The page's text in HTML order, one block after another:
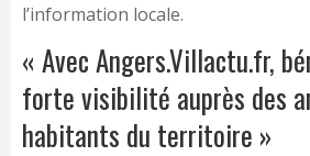
l’information locale.
« Avec Angers.Villactu.fr,
forte visibilité auprès des
habitants du territoire »